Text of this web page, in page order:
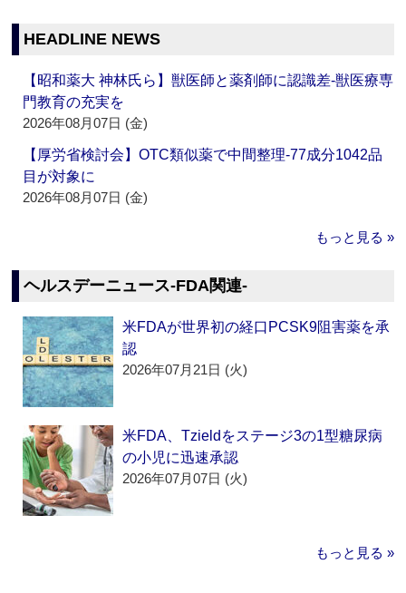
HEADLINE NEWS
【昭和薬大 神林氏ら】獣医師と薬剤師に認識差‐獣医療専
門教育の充実を
2026年08月07日 (金)
【厚労省検討会】OTC類似薬で中間整理‐77成分1042品
目が対象に
2026年08月07日 (金)
もっと見る »
ヘルスデーニュース‐FDA関連‐
米FDAが世界初の経口PCSK9阻害薬を承
認
2026年07月21日 (火)
米FDA、Tzieldをステージ3の1型糖尿病
の小児に迅速承認
2026年07月07日 (火)
もっと見る »